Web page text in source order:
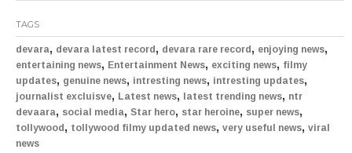
TAGS
devara, devara latest record, devara rare record, enjoying news,
entertaining news, Entertainment News, exciting news, filmy
updates, genuine news, intresting news, intresting updates,
journalist excluisve, Latest news, latest trending news, ntr
devaara, social media, Star hero, star heroine, super news,
tollywood, tollywood filmy updated news, very useful news, viral
news